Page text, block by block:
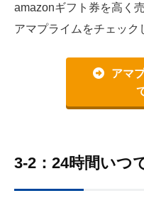
amazonギフト券を高く
アマプライムをチェック
アマ
3-2：24時間いつ